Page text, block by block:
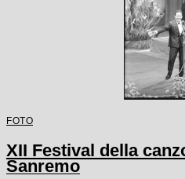
FOTO
XII Festival della
Sanremo